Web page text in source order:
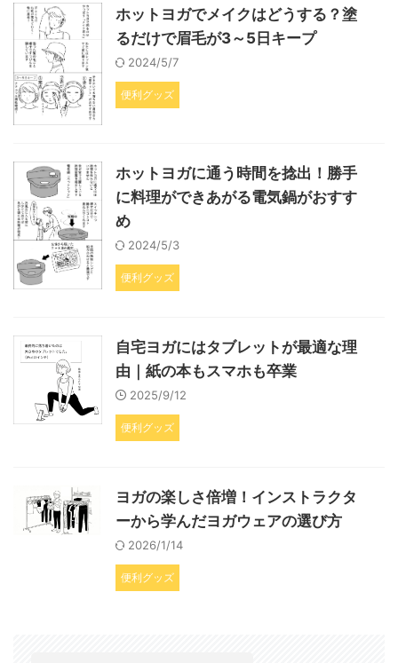
ホットヨガでメイクはどうする？塗
るだけで眉毛が3～5日キープ
2024/5/7
便利グッズ
ホットヨガに通う時間を捻出！勝手
に料理ができあがる電気鍋がおすす
め
2024/5/3
便利グッズ
自宅ヨガにはタブレットが最適な理
由｜紙の本もスマホも卒業
2025/9/12
便利グッズ
ヨガの楽しさ倍増！インストラクタ
ーから学んだヨガウェアの選び方
2026/1/14
便利グッズ